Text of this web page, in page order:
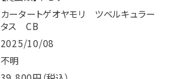
カータートゲオヤモリ ツベルキュラー
タス CB
2025/10/08
不明